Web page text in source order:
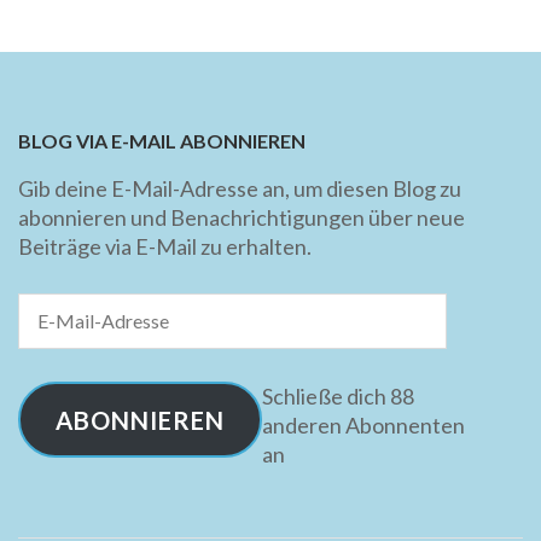
BLOG VIA E-MAIL ABONNIEREN
Gib deine E-Mail-Adresse an, um diesen Blog zu
abonnieren und Benachrichtigungen über neue
Beiträge via E-Mail zu erhalten.
Mail-
ABONNIEREN
Schließe dich 88
anderen Abonnenten
an